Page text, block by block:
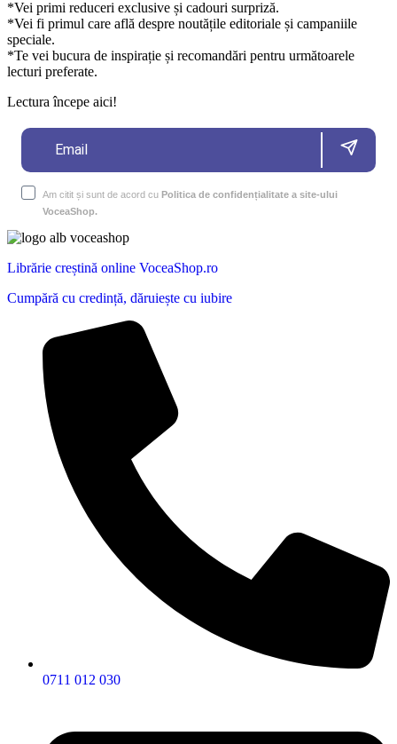
*Vei primi reduceri exclusive și cadouri surpriză.
*Vei fi primul care află despre noutățile editoriale și campaniile
speciale.
*Te vei bucura de inspirație și recomandări pentru următoarele
lecturi preferate.
Lectura începe aici!
Am citit și sunt de acord cu Politica de confidențialitate a site-ului
VoceaShop.
Librărie creștină online VoceaShop.ro
Cumpără cu credință, dăruiește cu iubire
0711 012 030